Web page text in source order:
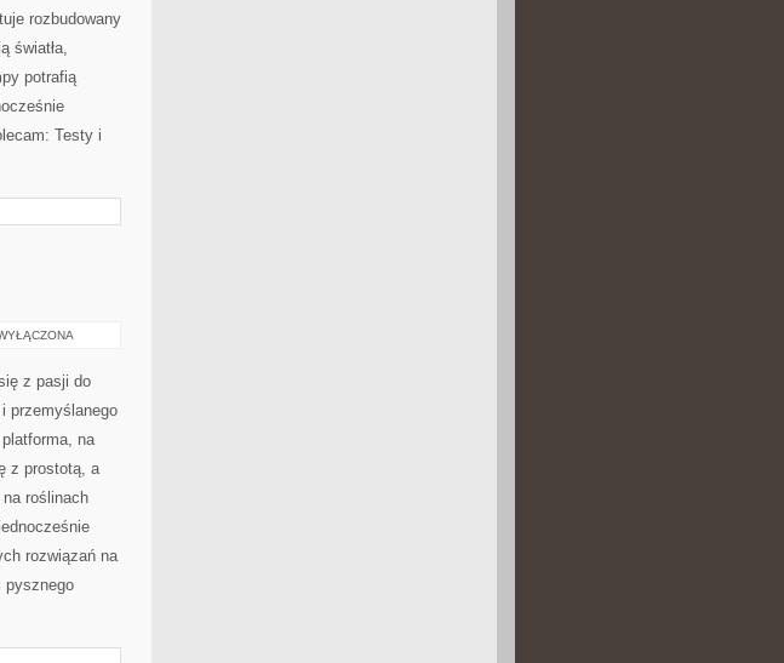
rozbudowany
światła,
potrafią
Testy i
z pasji do
przemyślanego
na
z prostotą, a
roślinach
rozwiązań na
pysznego